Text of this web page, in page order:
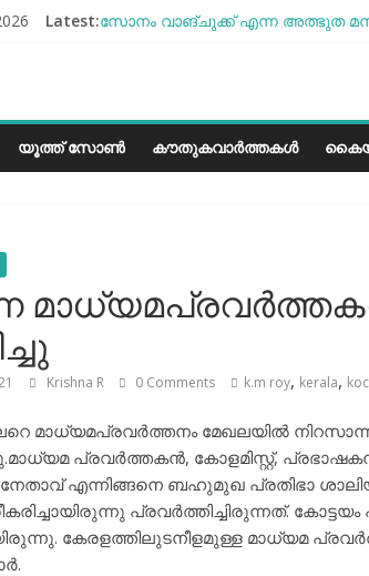
Latest:സോനം വാങ്ചുക്ക് എന്ന അത്ഭുത
ചില്ലുഭരണിയിലെ പാരീസ്
യൂത്ത് സോൺ കൗതുകവാർത്തകൾ
Krishna R 0 Comments k.m roy, kerala,
മാധ്യമപ്രവർത്തനം മേഖലയിൽ
പ്രവർത്തകൻ, കോളമിസ്റ്റ്,
എന്നിങ്ങനെ ബഹുമുഖ പ്രതിഭാ
പ്രവർത്തിച്ചിരുന്നത്.
കേരളത്തിലുടനീളമുള്ള മാധ്യമ